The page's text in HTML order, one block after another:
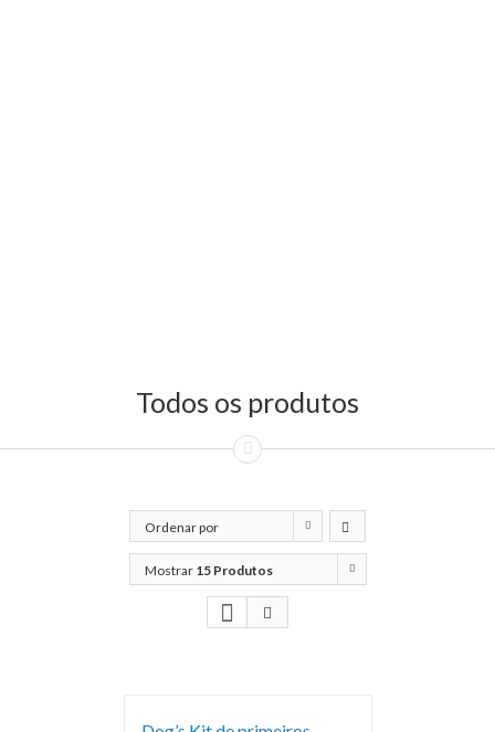
Todos os produtos
Ordenar por
Classificação
Mostrar 15 Produtos